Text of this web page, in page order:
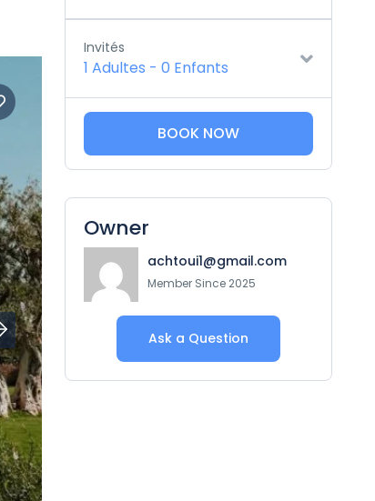
Invités
1 Adultes - 0 Enfants
BOOK NOW
Owner
achtoui1@gmail.com
Member Since 2025
Ask a Question